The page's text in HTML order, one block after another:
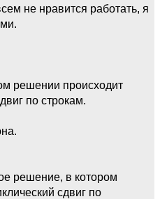
не нравится работать, я
решении происходит
по строкам.
решение, в котором
сдвиг по